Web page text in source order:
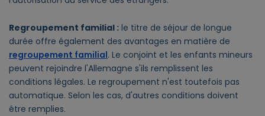
Regroupement familial : le titre de séjour de longue
durée offre également des avantages en matière de
regroupement familial. Le conjoint et les enfants mineurs
peuvent rejoindre l'Allemagne s'ils remplissent les
conditions légales. Le regroupement n'est toutefois pas
automatique. Selon les cas, d'autres conditions doivent
être remplies.